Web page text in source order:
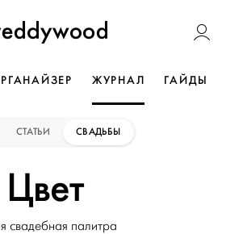
Weddywood
ЖУРНАЛ ГАЙДЫ
СТАТЬИ СВАДЬБЫ
Цвет
свадебная палитра